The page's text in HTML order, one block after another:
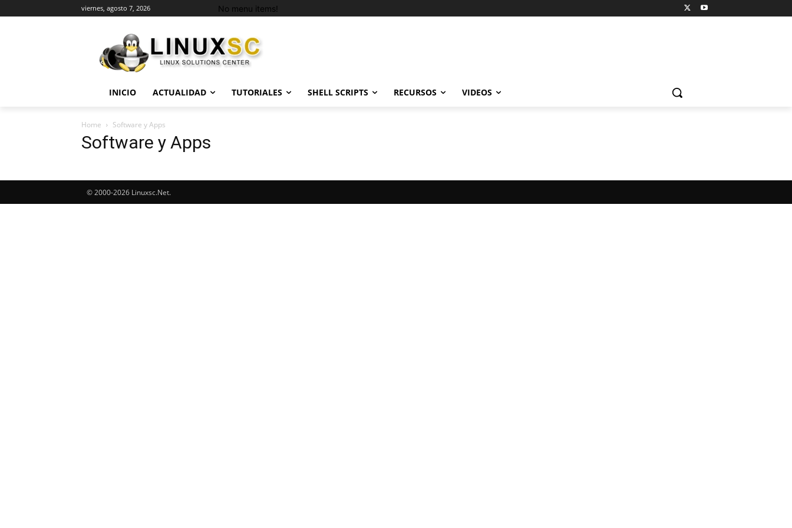
viernes, agosto 7, 2026 No menu items!
INICIO ACTUALIDAD TUTORIALES SHELL SCRIPTS RECURSOS VIDEOS
Home Software y Apps
Software y Apps
© 2000-2026 Linuxsc.Net.